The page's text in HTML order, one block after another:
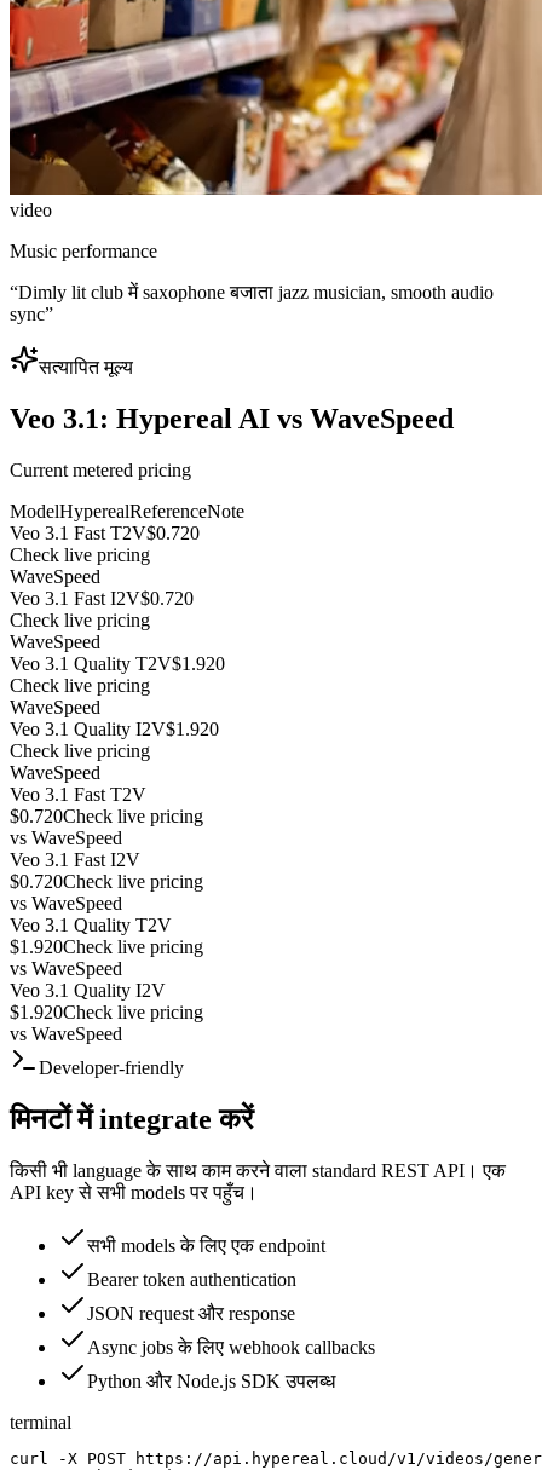
video
Music performance
“Dimly lit club में saxophone बजाता jazz musician, smooth audio
sync”
सत्यापित मूल्य
Veo 3.1: Hypereal AI vs WaveSpeed
Current metered pricing
ModelHyperealReferenceNote
Veo 3.1 Fast T2V$0.720
Check live pricing
WaveSpeed
Veo 3.1 Fast I2V$0.720
Check live pricing
WaveSpeed
Veo 3.1 Quality T2V$1.920
Check live pricing
WaveSpeed
Veo 3.1 Quality I2V$1.920
Check live pricing
WaveSpeed
Veo 3.1 Fast T2V
$0.720Check live pricing
vs WaveSpeed
Veo 3.1 Fast I2V
$0.720Check live pricing
vs WaveSpeed
Veo 3.1 Quality T2V
$1.920Check live pricing
vs WaveSpeed
Veo 3.1 Quality I2V
$1.920Check live pricing
vs WaveSpeed
Developer-friendly
मिनटों में integrate करें
किसी भी language के साथ काम करने वाला standard REST API। एक
API key से सभी models पर पहुँच।
सभी models के लिए एक endpoint
Bearer token authentication
JSON request और response
Async jobs के लिए webhook callbacks
Python और Node.js SDK उपलब्ध
terminal
curl -X POST https://api.hypereal.cloud/v1/videos/